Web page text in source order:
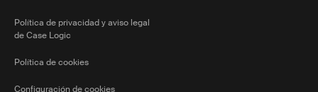
Política de privacidad y aviso legal
de Case Logic
Política de cookies
Configuración de cookies